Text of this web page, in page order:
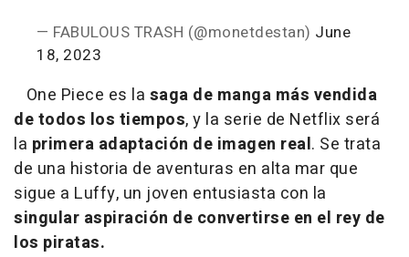
— FABULOUS TRASH (@monetdestan) June
18, 2023
One Piece es la saga de manga más vendida
de todos los tiempos, y la serie de Netflix será
la primera adaptación de imagen real. Se trata
de una historia de aventuras en alta mar que
sigue a Luffy, un joven entusiasta con la
singular aspiración de convertirse en el rey de
los piratas.